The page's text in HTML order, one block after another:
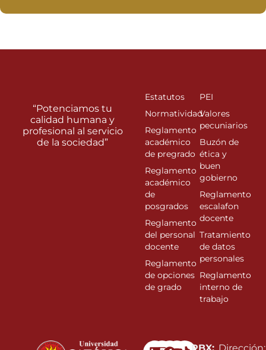
Linkedin
Instagram
Facebook
Youtube
“Potenciamos tu
calidad humana y
profesional al servicio
de la sociedad”
Estatutos
Normatividad
Reglamento
académico
de pregrado
Reglamento
académico
de
posgrados
Reglamento
del personal
docente
Reglamento
de opciones
de grado
PEI
Valores
pecuniarios
Buzón de
ética y
buen
gobierno
Reglamento
escalafon
docente
Tratamiento
de datos
personales
Reglamento
interno de
trabajo